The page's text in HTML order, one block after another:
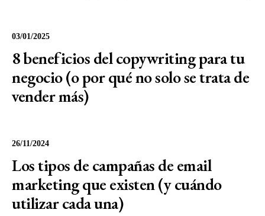
8 beneficios del copywriting para tu
negocio (o por qué no solo se trata de
vender más)
03/01/2025
Los tipos de campañas de email
marketing que existen (y cuándo
utilizar cada una)
26/11/2024